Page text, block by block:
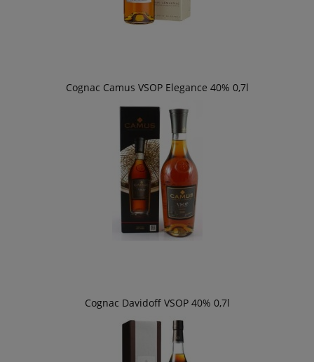
Cognac Camus VSOP Elegance 40% 0,7l
Cognac Davidoff VSOP 40% 0,7l